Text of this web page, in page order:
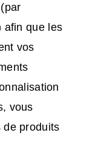
afin que les
vos
vous
de produits